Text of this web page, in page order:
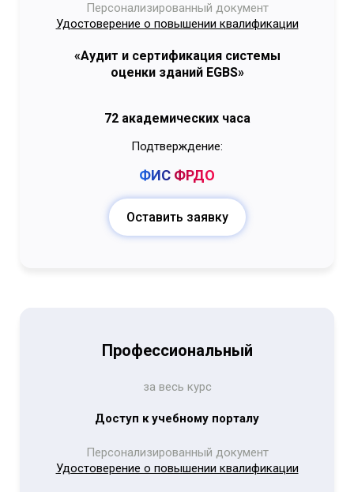
Персонализированный документ
Удостоверение о повышении квалификации
«Аудит и сертификация системы
оценки зданий EGBS»
72 академических часа
Подтверждение:
ФИС ФРДО
Оставить заявку
Профессиональный
за весь курс
Доступ к учебному порталу
Персонализированный документ
Удостоверение о повышении квалификации